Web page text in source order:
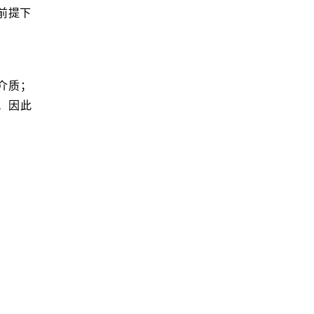
提下‌‌
质；
因此